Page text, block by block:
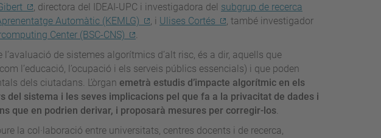
, directora del IDEAI-UPC i investigadora del subgrup de recerca
Automàtic (KEMLG)
, i Ulises Cortés
, també investigador
Center (BSC-CNS)
.
l’avaluació de sistemes algorítmics d’alt risc, és a dir, aquells que
l’educació, l’ocupació i els serveis públics essencials) i que poden
dels ciutadans. L’òrgan emetrà estudis d’impacte algorítmic en els
del sistema i les seves implicacions pel que fa a la privacitat de dades i
que en podrien derivar, i proposarà mesures per corregir-los.
la col·laboració entre universitats, centres docents i de recerca,